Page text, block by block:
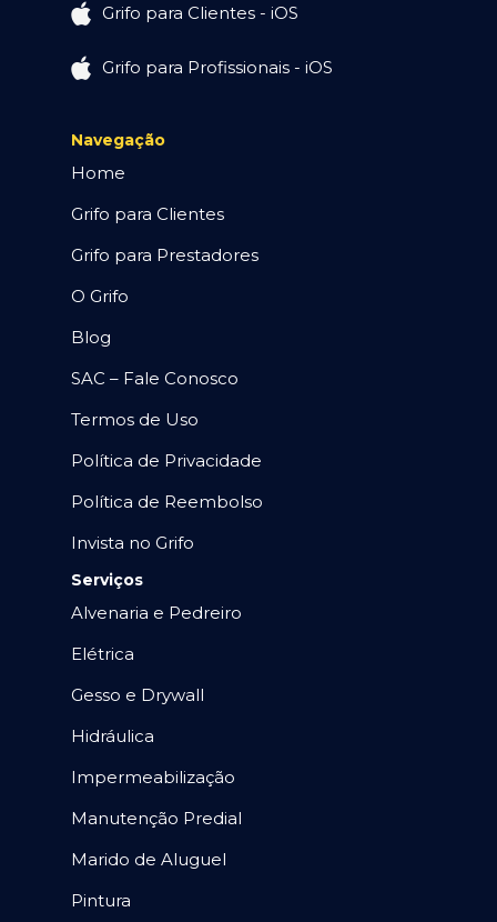
Grifo para Clientes - iOS
Grifo para Profissionais - iOS
Navegação
Home
Grifo para Clientes
Grifo para Prestadores
O Grifo
Blog
SAC – Fale Conosco
Termos de Uso
Política de Privacidade
Política de Reembolso
Invista no Grifo
Serviços
Alvenaria e Pedreiro
Elétrica
Gesso e Drywall
Hidráulica
Impermeabilização
Manutenção Predial
Marido de Aluguel
Pintura